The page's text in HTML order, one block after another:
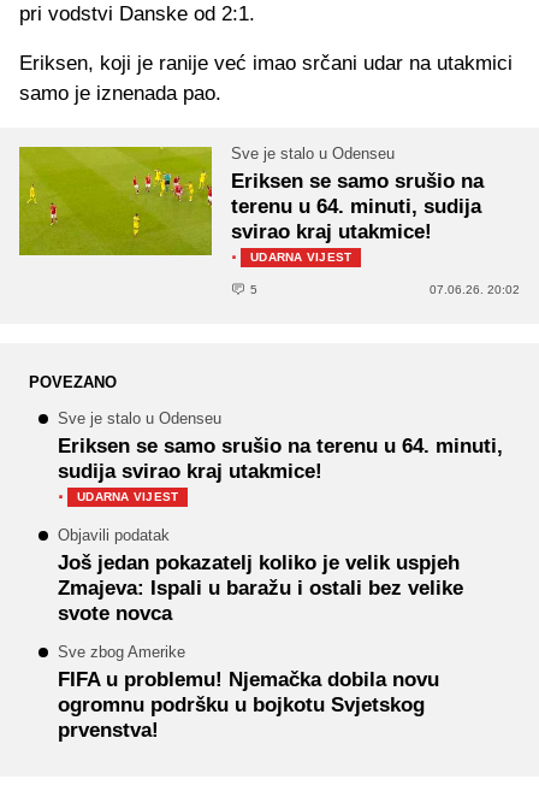
pri vodstvi Danske od 2:1.
Eriksen, koji je ranije već imao srčani udar na utakmici
samo je iznenada pao.
Sve je stalo u Odenseu
Eriksen se samo srušio na
terenu u 64. minuti, sudija
svirao kraj utakmice!
· UDARNA VIJEST
5 07.06.26. 20:02
POVEZANO
Sve je stalo u Odenseu
Eriksen se samo srušio na terenu u 64. minuti,
sudija svirao kraj utakmice!
· UDARNA VIJEST
Objavili podatak
Još jedan pokazatelj koliko je velik uspjeh
Zmajeva: Ispali u baražu i ostali bez velike
svote novca
Sve zbog Amerike
FIFA u problemu! Njemačka dobila novu
ogromnu podršku u bojkotu Svjetskog
prvenstva!